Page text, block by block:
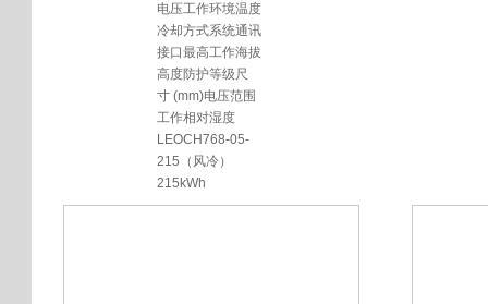
电压工作环境温度
冷却方式系统通讯
接口最高工作海拔
高度防护等级尺
寸 (mm)电压范围
工作相对湿度
LEOCH768-05-
215（风冷）
215kWh